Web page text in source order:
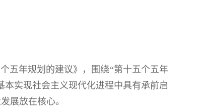
五年规划的建议》，围绕“第十五个五年
实现社会主义现代化进程中具有承前启
展放在核心。